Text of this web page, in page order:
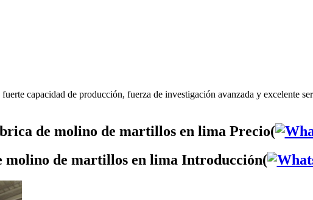
capacidad de producción, fuerza de investigación avanzada y excelente
de molino de martillos en lima Precio(
molino de martillos en lima Introducción(